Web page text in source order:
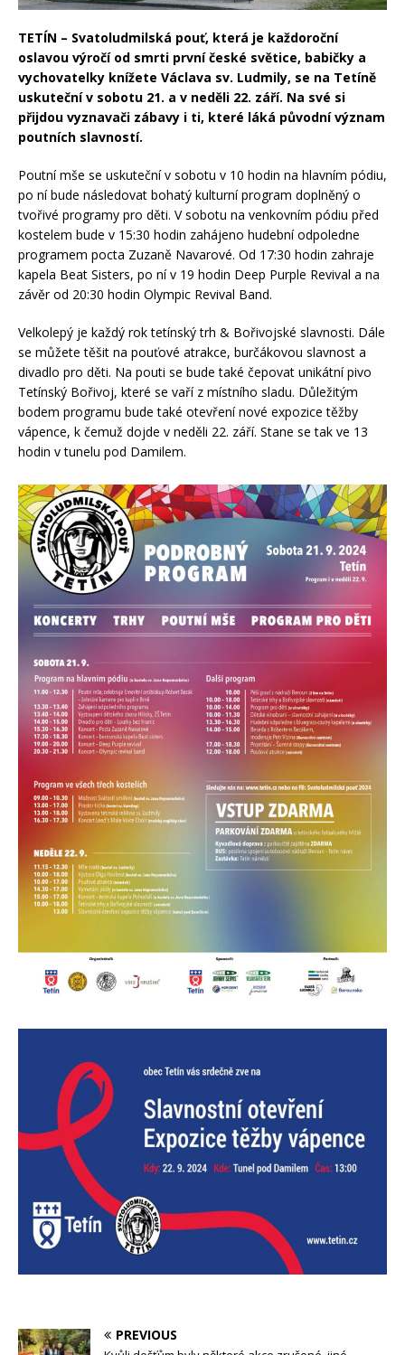
TETÍN – Svatoludmilská pouť, která je každoroční
oslavou výročí od smrti první české světice, babičky a
vychovatelky knížete Václava sv. Ludmily, se na Tetíně
uskuteční v sobotu 21. a v neděli 22. září. Na své si
přijdou vyznavači zábavy i ti, které láká původní význam
poutních slavností.
Poutní mše se uskuteční v sobotu v 10 hodin na hlavním pódiu,
po ní bude následovat bohatý kulturní program doplněný o
tvořivé programy pro děti. V sobotu na venkovním pódiu před
kostelem bude v 15:30 hodin zahájeno hudební odpoledne
programem pocta Zuzaně Navarové. Od 17:30 hodin zahraje
kapela Beat Sisters, po ní v 19 hodin Deep Purple Revival a na
závěr od 20:30 hodin Olympic Revival Band.
Velkolepý je každý rok tetínský trh & Bořivojské slavnosti. Dále
se můžete těšit na pouťové atrakce, burčákovou slavnost a
divadlo pro děti. Na pouti se bude také čepovat unikátní pivo
Tetínský Bořivoj, které se vaří z místního sladu. Důležitým
bodem programu bude také otevření nové expozice těžby
vápence, k čemuž dojde v neděli 22. září. Stane se tak ve 13
hodin v tunelu pod Damilem.
PREVIOUS